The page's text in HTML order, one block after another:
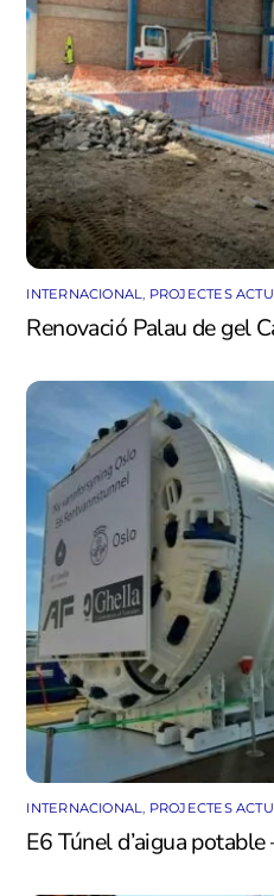
INTERNACIONAL, PROJECTES
Renovació Palau de gel
INTERNACIONAL, PROJECTES
E6 Túnel d’aigua potable